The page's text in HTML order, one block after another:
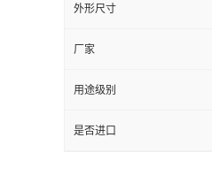
外形尺寸
厂家
用途级别
是否进口